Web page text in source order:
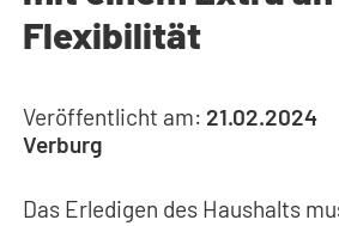
Flexibilität
Veröffentlicht am: 21.02.2024
Verburg
Das Erledigen des Haushalts